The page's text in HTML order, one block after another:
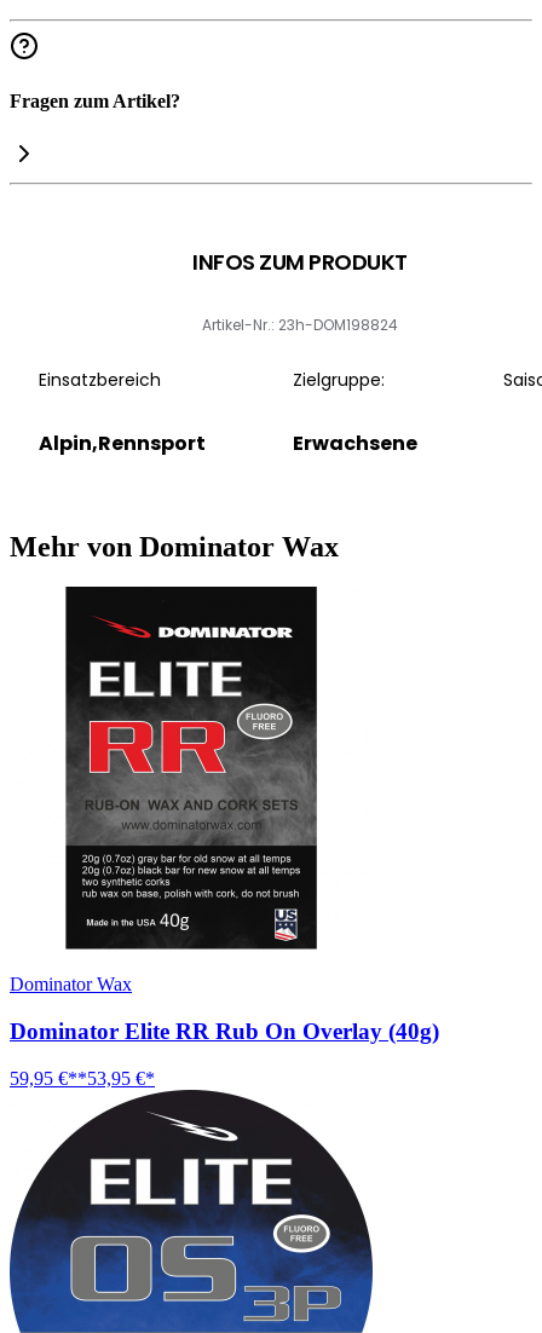
Fragen zum Artikel?
INFOS ZUM PRODUKT
Artikel-Nr.: 23h-DOM198824
Einsatzbereich
Alpin,Rennsport
Zielgruppe:
Erwachsene
Mehr von Dominator Wax
Dominator Wax
Dominator Elite RR Rub On Overlay (40g)
59,95 €**53,95 €*